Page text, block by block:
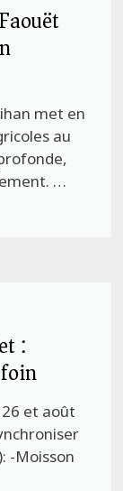
met en
au
…
:
et août
-Moisson